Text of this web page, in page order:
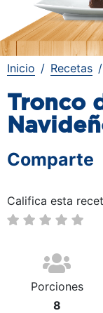
Inicio Recetas
Tronco
Comparte
Califica esta
Porciones
8